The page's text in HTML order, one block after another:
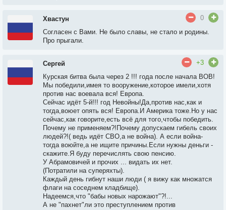
Хвастун
0
Согласен с Вами. Не было славы, не стало и родины.
Про прыгали.
Сергей
+3
Курская битва была через 2 !!! года после начала ВОВ!
Мы победили,имея то вооружение,которое имели,хотя
против нас воевала вся! Европа.
Сейчас идёт 5-й!!! год Невойны!Да,против нас,как и
тогда,воюет опять вся! Европа.И Америка тоже.Но у нас
сейчас,как говорите,есть всё для того,чтобы победить.
Почему не применяем?!Почему допускаем гибель своих
людей?!( ведь идёт СВО,а не война). А если война-
тогда воюйте,а не ищите причины.Если нужны деньги -
скажите.Я буду перечислять свою пенсию.
У Абрамовичей и прочих ... видать их нет.
(Потратили на суперяхты).
Каждый день гибнут наши люди ( я вижу как множатся
флаги на соседнем кладбище).
Надеемся,что "бабы новых нарожают"?!...
А не "пахнет"ли это преступлением против